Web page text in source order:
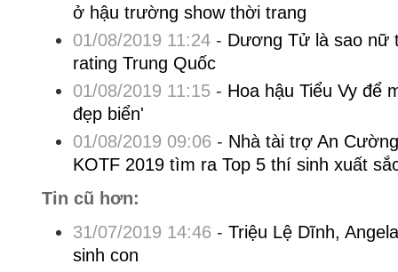
ở hậu trường show thời trang
01/08/2019 11:24- Dương Tử là sao nữ
rating Trung Quốc
01/08/2019 11:15- Hoa hậu Tiểu Vy để
đẹp biển'
01/08/2019 09:06 - Nhà tài trợ An
KOTF 2019 tìm ra Top 5 thí sinh xuất
Tin cũ hơn:
31/07/2019 14:46 - Triệu Lệ Dĩnh,
sinh con